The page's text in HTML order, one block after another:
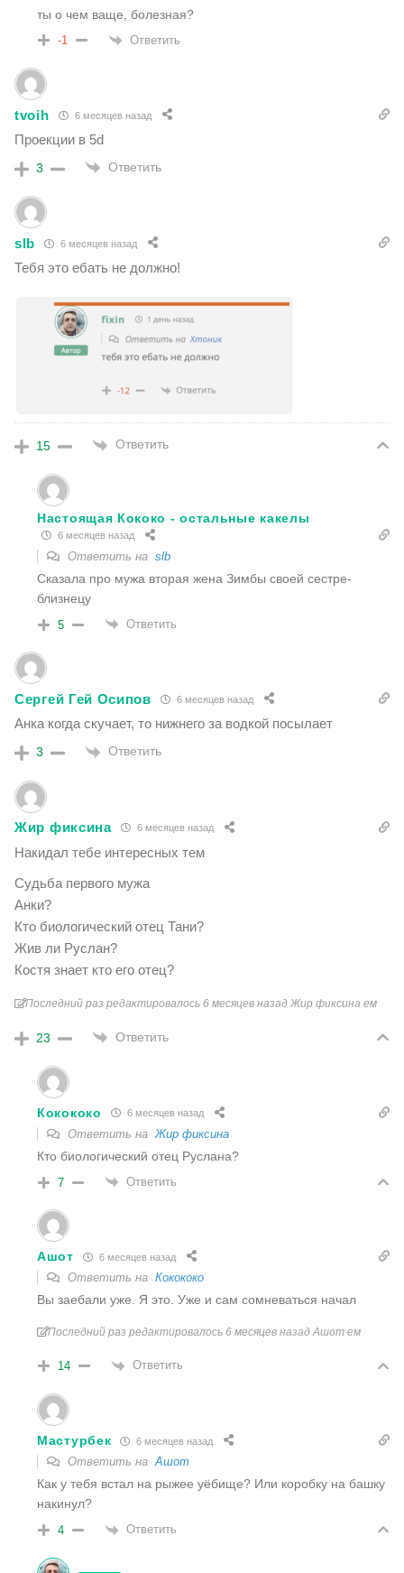
ты о чем ваще, болезная?
-1 Ответить
tvoih 6 месяцев назад
Проекции в 5d
3 Ответить
slb 6 месяцев назад
Тебя это ебать не должно!
15 Ответить
Настоящая Кококо - остальные какелы
6 месяцев назад
Ответить на slb
Сказала про мужа вторая жена Зимбы своей сестре-
близнецу
5 Ответить
Сергей Гей Осипов 6 месяцев назад
Анка когда скучает, то нижнего за водкой посылает
3 Ответить
Жир фиксина 6 месяцев назад
Накидал тебе интересных тем
Судьба первого мужа
Анки?
Кто биологический отец Тани?
Жив ли Руслан?
Костя знает кто его отец?
Последний раз редактировалось 6 месяцев назад Жир фиксина ем
23 Ответить
Кокококо 6 месяцев назад
Ответить на Жир фиксина
Кто биологический отец Руслана?
7 Ответить
Ашот 6 месяцев назад
Ответить на Кокококо
Вы заебали уже. Я это. Уже и сам сомневаться начал
Последний раз редактировалось 6 месяцев назад Ашот ем
14 Ответить
Мастурбек 6 месяцев назад
Ответить наАшот
Как у тебя встал на рыжее уёбище? Или коробку на башку
накинул?
4 Ответить